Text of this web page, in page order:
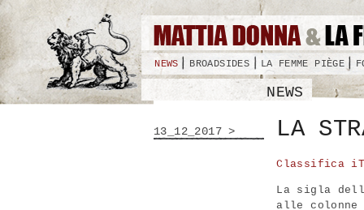
NEWS BROADSIDES LA FEMME PIÈGE
NEWS
LA
13_12_2017 >
Classifica
La sigla
alle